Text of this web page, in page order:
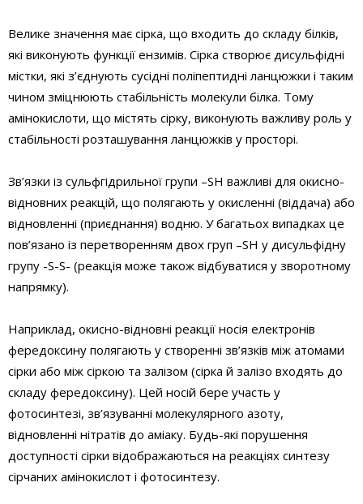
Велике значення має сірка, що входить до складу білків,
які виконують функції ензимів. Сірка створює дисульфідні
містки, які з’єднують сусідні поліпептидні ланцюжки і таким
чином зміцнюють стабільність молекули білка. Тому
амінокислоти, що містять сірку, виконують важливу роль у
стабільності розташування ланцюжків у просторі.
Зв’язки із сульфгідрильної групи –SH важливі для окисно-
відновних реакцій, що полягають у окисленні (віддача) або
відновленні (приєднання) водню. У багатьох випадках це
пов’язано із перетворенням двох груп –SH у дисульфідну
групу -S-S- (реакція може також відбуватися у зворотному
напрямку).
Наприклад, окисно-відновні реакції носія електронів
фередоксину полягають у створенні зв’язків між атомами
сірки або між сіркою та залізом (сірка й залізо входять до
складу фередоксину). Цей носій бере участь у
фотосинтезі, зв’язуванні молекулярного азоту,
відновленні нітратів до аміаку. Будь-які порушення
доступності сірки відображаються на реакціях синтезу
сірчаних амінокислот і фотосинтезу.